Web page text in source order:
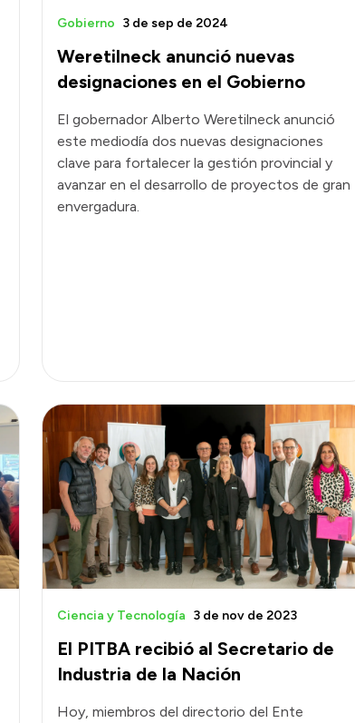
Weretilneck anunció nuevas
designaciones en el Gobierno
Gobierno 3 de sep de 2024
El gobernador Alberto Weretilneck anunció
este mediodía dos nuevas designaciones
clave para fortalecer la gestión provincial y
avanzar en el desarrollo de proyectos de gran
envergadura.
El PITBA recibió al Secretario de
Industria de la Nación
Ciencia y Tecnología 3 de nov de 2023
Hoy, miembros del directorio del Ente